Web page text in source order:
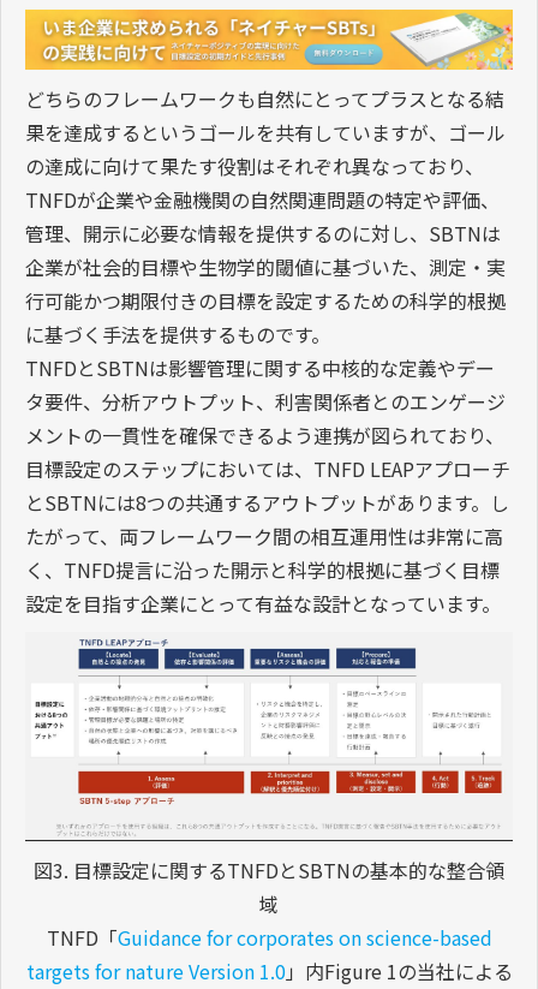
どちらのフレームワークも自然にとってプラスとなる結
果を達成するというゴールを共有していますが、ゴール
の達成に向けて果たす役割はそれぞれ異なっており、
TNFDが企業や金融機関の自然関連問題の特定や評価、
管理、開示に必要な情報を提供するのに対し、SBTNは
企業が社会的目標や生物学的閾値に基づいた、測定・実
行可能かつ期限付きの目標を設定するための科学的根拠
に基づく手法を提供するものです。
TNFDとSBTNは影響管理に関する中核的な定義やデー
タ要件、分析アウトプット、利害関係者とのエンゲージ
メントの一貫性を確保できるよう連携が図られており、
目標設定のステップにおいては、TNFD LEAPアプローチ
とSBTNには8つの共通するアウトプットがあります。し
たがって、両フレームワーク間の相互運用性は非常に高
く、TNFD提言に沿った開示と科学的根拠に基づく目標
設定を目指す企業にとって有益な設計となっています。
図3. 目標設定に関するTNFDとSBTNの基本的な整合領
域
TNFD「Guidance for corporates on science-based
targets for nature Version 1.0」内Figure 1の当社による